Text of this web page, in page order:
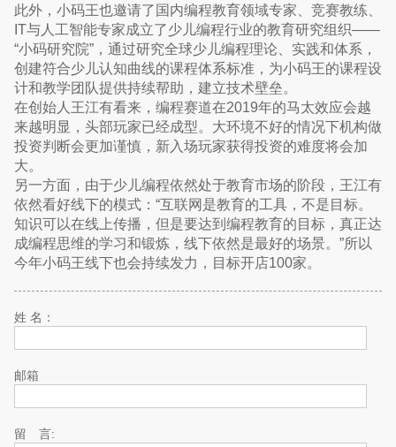
此外，小码王也邀请了国内编程教育领域专家、竞赛教练、
IT与人工智能专家成立了少儿编程行业的教育研究组织——
“小码研究院”，通过研究全球少儿编程理论、实践和体系，
创建符合少儿认知曲线的课程体系标准，为小码王的课程设
计和教学团队提供持续帮助，建立技术壁垒。
在创始人王江有看来，编程赛道在2019年的马太效应会越
来越明显，头部玩家已经成型。大环境不好的情况下机构做
投资判断会更加谨慎，新入场玩家获得投资的难度将会加
大。
另一方面，由于少儿编程依然处于教育市场的阶段，王江有
依然看好线下的模式：“互联网是教育的工具，不是目标。
知识可以在线上传播，但是要达到编程教育的目标，真正达
成编程思维的学习和锻炼，线下依然是最好的场景。”所以
今年小码王线下也会持续发力，目标开店100家。
姓 名：
邮箱
留 言: